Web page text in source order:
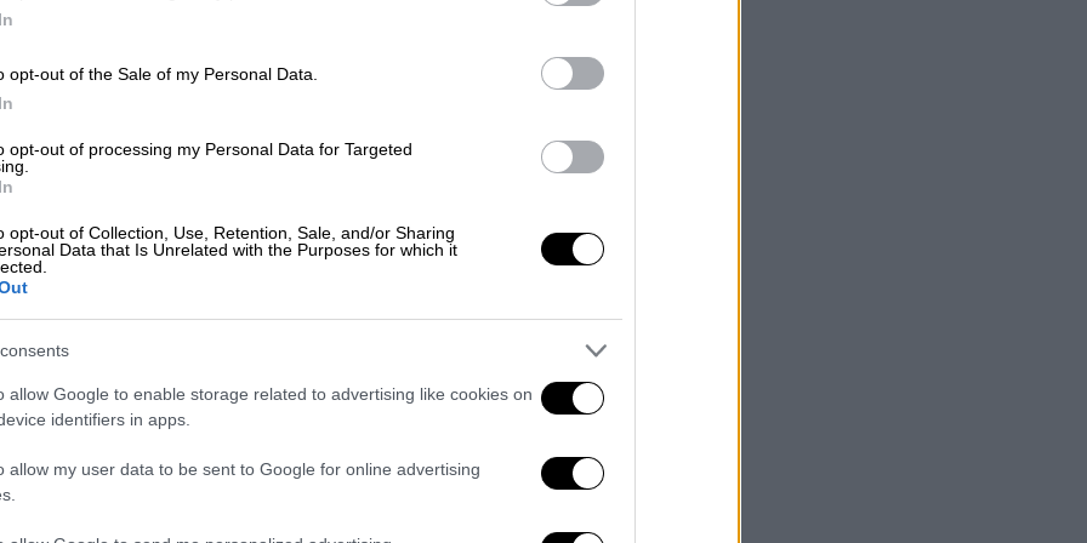
opt-out of the Sale of my Personal Data.
opt-out of processing my Personal Data for Targeted
opt-out of Collection, Use, Retention, Sale, and/or Sharing
Data that Is Unrelated with the Purposes for which it
allow Google to enable storage related to advertising like cookies on
identifiers in apps.
allow my user data to be sent to Google for online advertising
Φεύγετε; Τα 5 βασικά πράγματα
Για να νιώσετε ασφαλείς μην
Υγεία|29.06.2023 07:49
Νέα θεραπεία φαίνεται να